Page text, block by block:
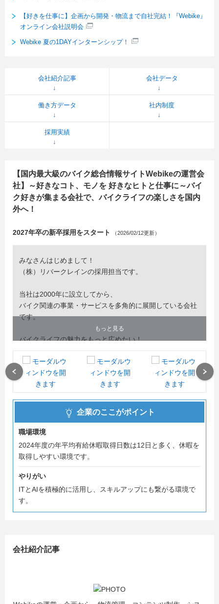
【好きを仕事に】企画から開発・物流まで自社完結！『Webike』
オンライン会社説明会
Webike 夏の1DAYインターンシップ！
会社紹介記事 会社データ
働き方データ 社内制度
採用実績
【国内最大級のバイク総合情報サイトWebikeの運営会
社】～好きなコト、モノを 好きなヒトと仕事に～バイ
ク好きが集まる会社で、バイクライフの楽しさを国内
外へ！
2027年卒の新卒採用をスタート （2026/02/12更新）
みなさんはじめまして！
（株）リバークレインの採用担当です。
当社は2000年に設立してから、
バイク関連の事業・サービスを多角的に展開している会社
です。
バイクライフの魅力をもっと広めたい！
そんな熱い想いを抱き、バイク好きの社員が意見を出し合
い、
事業・サービスを進化させています。
バイクライフを一緒に語れるみなさんのエントリーをお待
もっと見る
企業のここがポイント
職場環境
2024年度の年平均有給休暇取得日数は12日と多く、休暇を
取得しやすい環境です。
やりがい
ITとAIを積極的に活用し、スキルアップにも繋がる環境で
す。
会社紹介記事